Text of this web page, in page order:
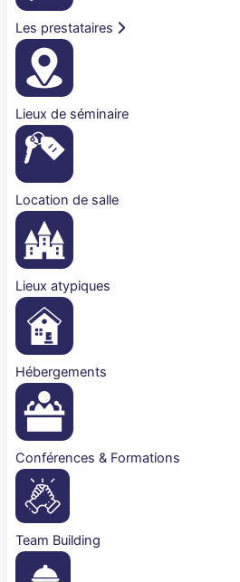
Les prestataires
Lieux de séminaire
Location de salle
Lieux atypiques
Hébergements
Conférences & Formations
Team Building